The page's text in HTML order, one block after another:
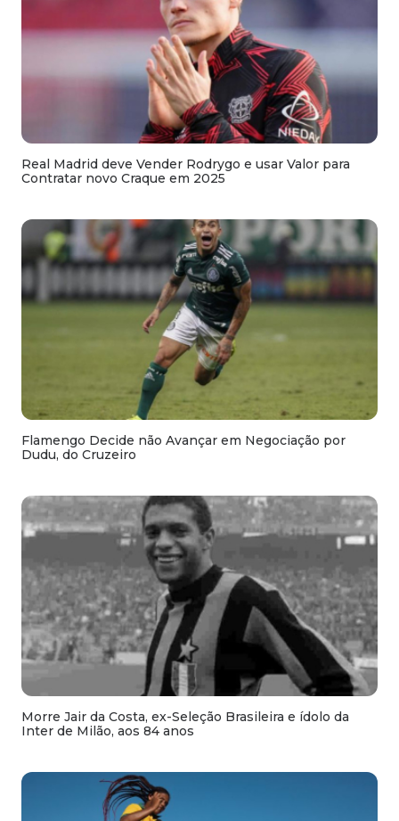
Real Madrid deve Vender Rodrygo e usar Valor para
Contratar novo Craque em 2025
Flamengo Decide não Avançar em Negociação por
Dudu, do Cruzeiro
Morre Jair da Costa, ex-Seleção Brasileira e ídolo da
Inter de Milão, aos 84 anos